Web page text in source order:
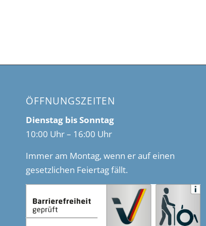
ÖFFNUNGSZEITEN
Dienstag bis Sonntag
10:00 Uhr – 16:00 Uhr
Immer am Montag, wenn er auf einen
gesetzlichen Feiertag fällt.